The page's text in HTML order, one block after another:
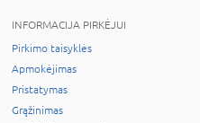
INFORMACIJA PIRKĖJUI
Pirkimo taisyklės
Apmokėjimas
Pristatymas
Grąžinimas